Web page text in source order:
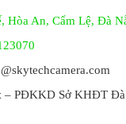
Hòa An, Cẩm Lệ, Đà
– PĐKKD Sở KHĐT Đà